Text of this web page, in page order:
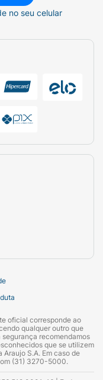
no seu celular
oficial corresponde ao
qualquer outro que
recomendamos
que se utilizem
S.A. Em caso de
(31) 3270-5000.